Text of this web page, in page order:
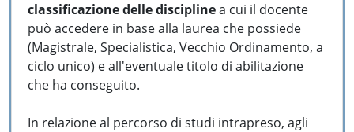
classificazione delle disciplinea cui il docente
può accedere in base alla laurea che possiede
(Magistrale, Specialistica, Vecchio Ordinamento, a
ciclo unico) e all'eventuale titolo di abilitazione
che ha conseguito.
In relazione al percorso di studi intrapreso, agli